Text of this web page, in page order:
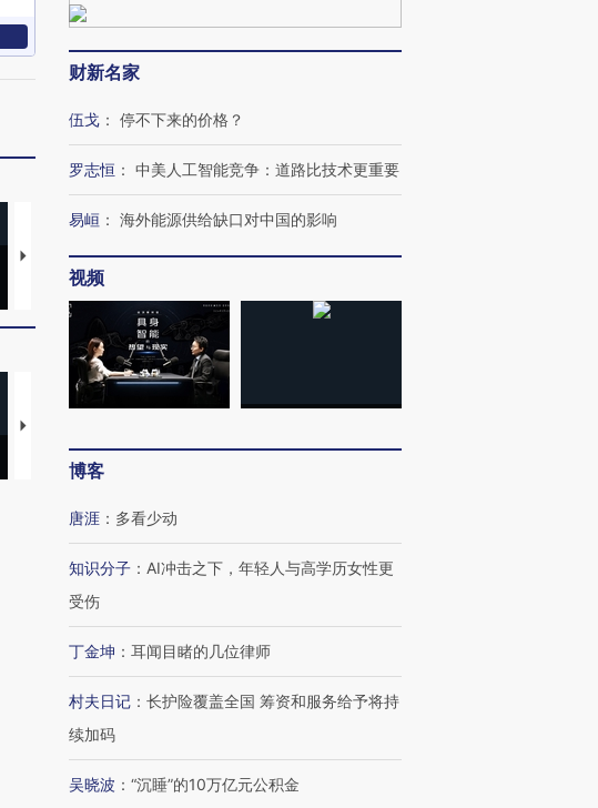
马航飞行员跨国走私7万
粒摇头丸 尿检体内含3种
视线｜被称为“蟑螂”的印
育部长拱下台
视线｜“入侵”还是“人道危
飞地休达
【推广】走进第四届链博
会，让数智科技“链”接产
【特别呈现】寻找100种
CFO：不靠规模取胜，华
财新名家
伍戈 ： 停不下来的价格？
罗志恒 ： 中美人工智能竞争：道路比技术更重要
易峘 ： 海外能源供给缺口对中国的影响
视频
博客
唐涯 ： 多看少动
知识分子 ： AI冲击之下，年轻人与高学历女性更
受伤
丁金坤 ： 耳闻目睹的几位律师
村夫日记 ： 长护险覆盖全国 筹资和服务给予将持
续加码
吴晓波 ： “沉睡”的10万亿元公积金